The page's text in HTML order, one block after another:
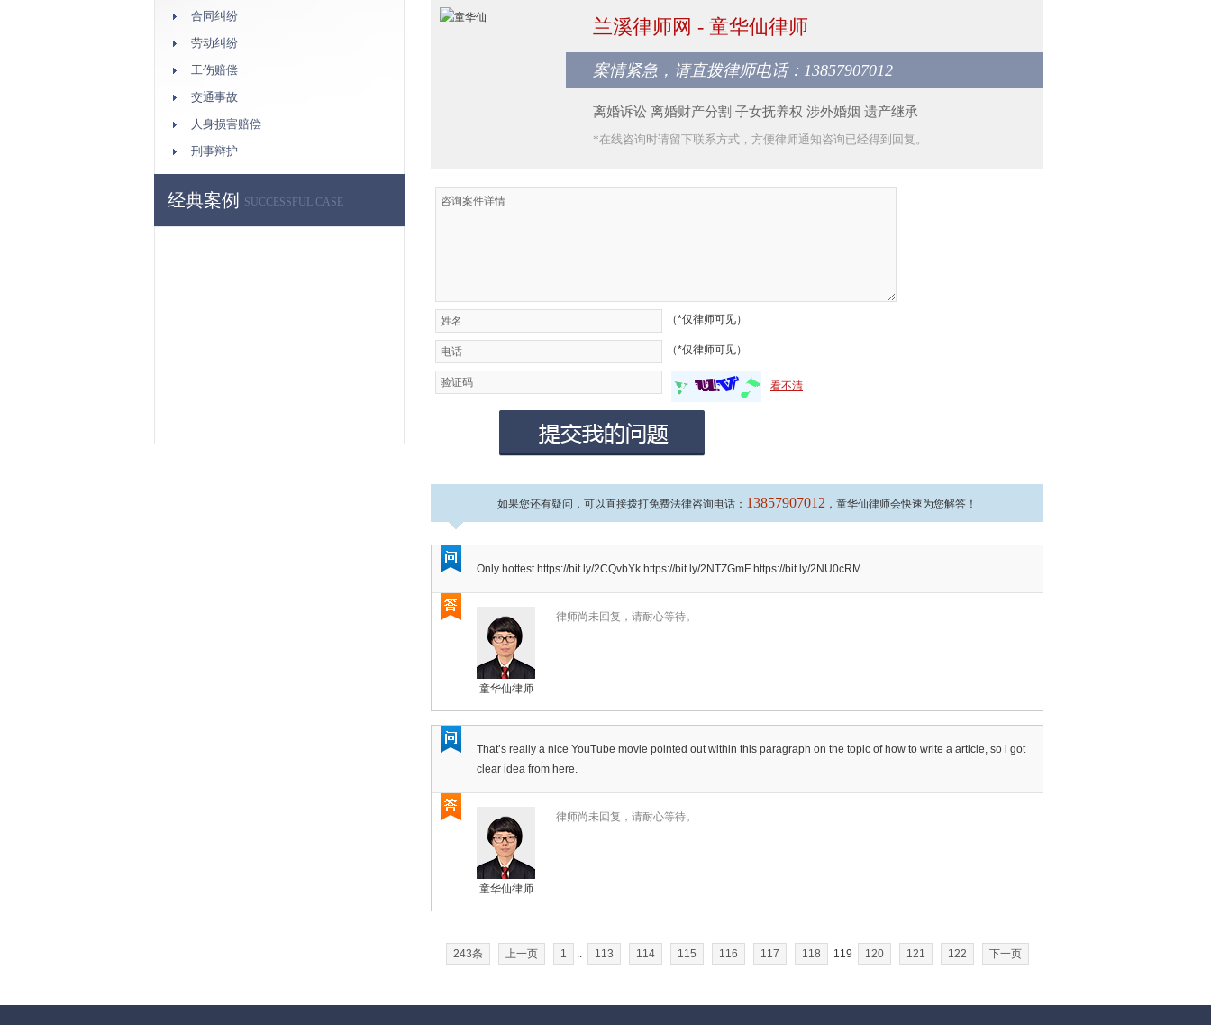
合同纠纷
劳动纠纷
工伤赔偿
交通事故
人身损害赔偿
刑事辩护
经典案例 SUCCESSFUL CASE
兰溪律师网 - 童华仙律师
案情紧急，请直拨律师电话：13857907012
离婚诉讼 离婚财产分割 子女抚养权 涉外婚姻 遗产继承
*在线咨询时请留下联系方式，方便律师通知咨询已经得到回复。
（*仅律师可见）
（*仅律师可见）
看不清
如果您还有疑问，可以直接拨打免费法律咨询电话： 13857907012 ，童华仙律师会快速为您解答！
Only hottest https://bit.ly/2CQvbYk https://bit.ly/2NTZGmF https://bit.ly/2NU0cRM
童华仙律师
律师尚未回复，请耐心等待。
That’s really a nice YouTube movie pointed out within this paragraph on the topic of how to write a article, so i got
clear idea from here.
童华仙律师
律师尚未回复，请耐心等待。
243条 上一页 1 .. 113 114 115 116 117 118 119 120 121 122 下一页